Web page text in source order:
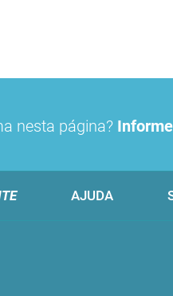
nesta página?
AJUDA